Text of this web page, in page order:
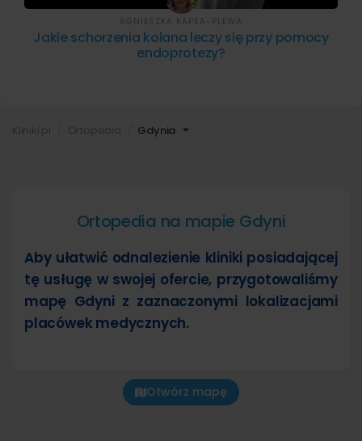
Gdynia
Jakie schorzenia kolana leczy się przy pomocy
endoprotezy?
AGNIESZKA KAPKA-PLEWA
Ortopedia na mapie Gdyni
Aby ułatwić odnalezienie kliniki posiadającej
tę usługę w swojej ofercie, przygotowaliśmy
mapę Gdyni z zaznaczonymi lokalizacjami
placówek medycznych.
Otwórz mapę